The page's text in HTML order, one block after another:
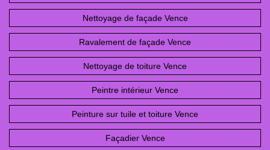
Nettoyage de façade Vence
Ravalement de façade Vence
Nettoyage de toiture Vence
Peintre intérieur Vence
Peinture sur tuile et toiture Vence
Façadier Vence